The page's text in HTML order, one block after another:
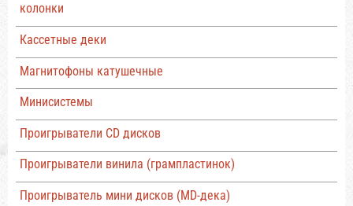
колонки
Кассетные деки
Магнитофоны катушечные
Минисистемы
Проигрыватели CD дисков
Проигрыватели винила (грампластинок)
Проигрыватель мини дисков (MD-дека)